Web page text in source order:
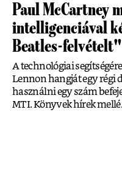
Paul McCartney
intelligenciával
Beatles-felvételt"
A technológiai
Lennon hangját egy régi
használni egy szám
MTI. Könyvek hírek mellé.